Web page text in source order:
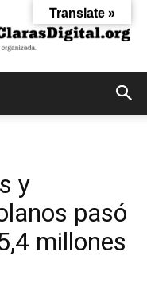
y
pasó
millones
Translate »